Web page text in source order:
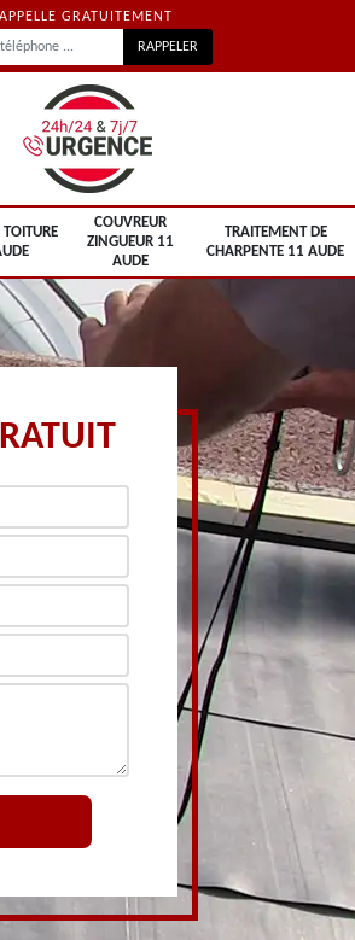
GRATUITEMENT
COUVREUR
ZINGUEUR 11
AUDE
TRAITEMENT DE
CHARPENTE 11 AUDE